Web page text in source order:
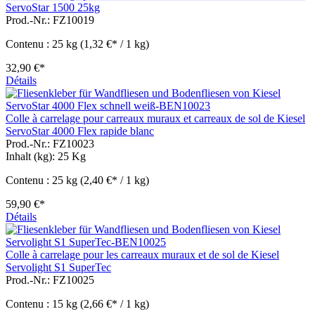
ServoStar 1500 25kg
Prod.-Nr.: FZ10019
Contenu : 25 kg (1,32 €* / 1 kg)
32,90 €*
Détails
Colle à carrelage pour carreaux muraux et carreaux de sol de Kiesel
ServoStar 4000 Flex rapide blanc
Prod.-Nr.: FZ10023
Inhalt (kg): 25 Kg
Contenu : 25 kg (2,40 €* / 1 kg)
59,90 €*
Détails
Colle à carrelage pour les carreaux muraux et de sol de Kiesel
Servolight S1 SuperTec
Prod.-Nr.: FZ10025
Contenu : 15 kg (2,66 €* / 1 kg)